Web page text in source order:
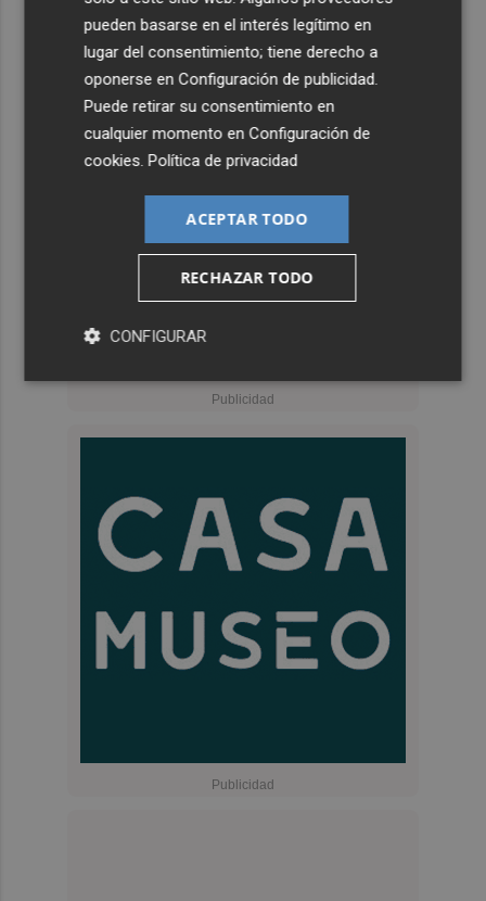
pueden basarse en el interés legítimo en
lugar del consentimiento; tiene derecho a
oponerse enConfiguración de publicidad.
Puede retirar su consentimiento en
cualquier momento enConfiguración de
cookies.Política de privacidad
ACEPTAR TODO
RECHAZAR TODO
CONFIGURAR